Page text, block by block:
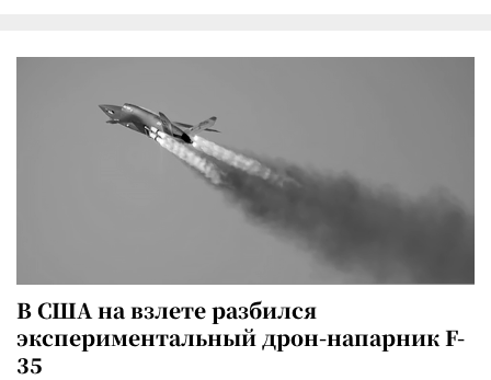
В США на взлете разбился
экспериментальный дрон-напарник F-
35